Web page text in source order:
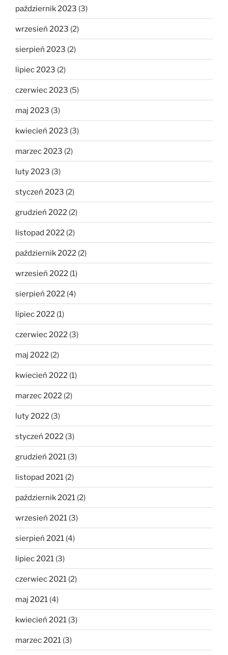
październik 2023 (3)
wrzesień 2023 (2)
sierpień 2023 (2)
lipiec 2023 (2)
czerwiec 2023 (5)
maj 2023 (3)
kwiecień 2023 (3)
marzec 2023 (2)
luty 2023 (3)
styczeń 2023 (2)
grudzień 2022 (2)
listopad 2022 (2)
październik 2022 (2)
wrzesień 2022 (1)
sierpień 2022 (4)
lipiec 2022 (1)
czerwiec 2022 (3)
maj 2022 (2)
kwiecień 2022 (1)
marzec 2022 (2)
luty 2022 (3)
styczeń 2022 (3)
grudzień 2021 (3)
listopad 2021 (2)
październik 2021 (2)
wrzesień 2021 (3)
sierpień 2021 (4)
lipiec 2021 (3)
czerwiec 2021 (2)
maj 2021 (4)
kwiecień 2021 (3)
marzec 2021 (3)